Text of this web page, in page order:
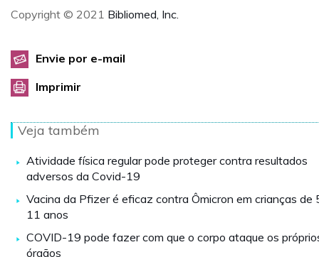
Copyright © 2021 Bibliomed, Inc.
Envie por e-mail
Imprimir
Veja também
Atividade física regular pode proteger contra resultados
adversos da Covid-19
Vacina da Pfizer é eficaz contra Ômicron em crianças de
11 anos
COVID-19 pode fazer com que o corpo ataque os
órgãos